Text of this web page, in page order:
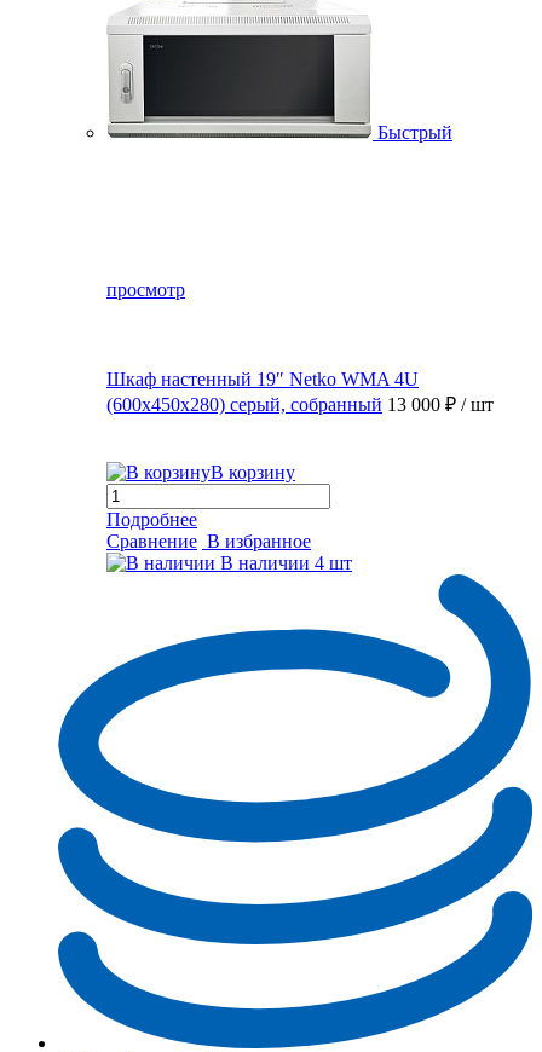
Быстрый
просмотр
Шкаф настенный 19″ Netko WMA 4U
(600x450x280) серый, собранный 13 000 ₽ / шт
В корзину
Подробнее
Сравнение В избранное
В наличии 4 шт